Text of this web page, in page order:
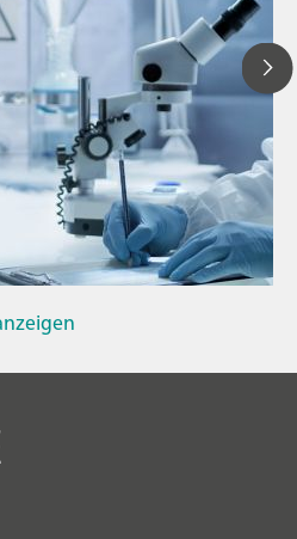
(NIRS)